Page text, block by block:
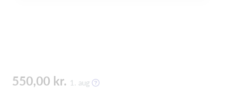
550,00 kr. 1. aug